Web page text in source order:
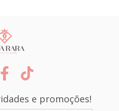
e promoções!